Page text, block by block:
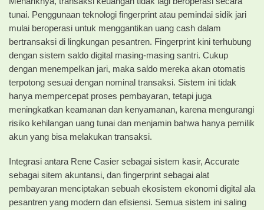
tunai. Penggunaan teknologi fingerprint atau pemindai sidik jari
mulai beroperasi untuk menggantikan uang cash dalam
bertransaksi di lingkungan pesantren. Fingerprint kini terhubung
dengan sistem saldo digital masing-masing santri. Cukup
dengan menempelkan jari, maka saldo mereka akan otomatis
terpotong sesuai dengan nominal transaksi. Sistem ini tidak
hanya mempercepat proses pembayaran, tetapi juga
meningkatkan keamanan dan kenyamanan, karena mengurangi
risiko kehilangan uang tunai dan menjamin bahwa hanya pemilik
akun yang bisa melakukan transaksi.
Integrasi antara Rene Casier sebagai sistem kasir, Accurate
sebagai sitem akuntansi, dan fingerprint sebagai alat
pembayaran menciptakan sebuah ekosistem ekonomi digital ala
pesantren yang modern dan efisiensi. Semua sistem ini saling